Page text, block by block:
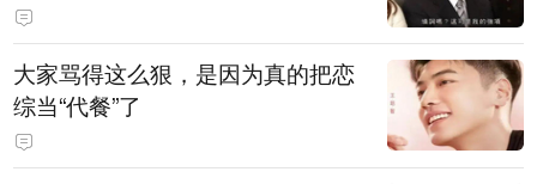
神到》由他填词
大家骂得这么狠，是因为真的把恋
综当“代餐”了